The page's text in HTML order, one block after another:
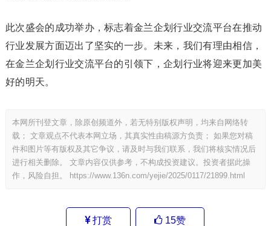
此次盛会的成功举办，标志着金兰企划行业交流平台在推动
行业发展方面迈出了坚实的一步。未来，我们有理由相信，
在金兰企划行业交流平台的引领下，企划行业将迎来更加美
好的明天。
本网所刊登文章，除原创频道外，若无特别版权声明，均来自网络转
载； 文章观点不代表本网立场，其真实性由稿源方负责； 如果您对稿
件和图片等有版权及其它争议，请及时与我们联系，我们将核实情况后
进行相关删除。 文章内容仅供参考，不构成投资建议。投资者据此操
作，风险自担。
https://www.136n.com/yejie/2025/0117/21899.html
打赏 15赞